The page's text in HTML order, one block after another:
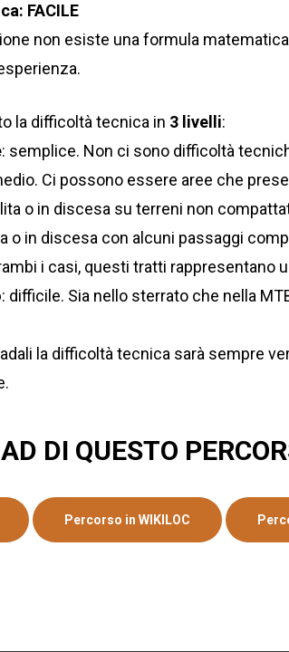
FACILE
non esiste una formula
la difficoltà tecnica in 3 livelli:
: semplice. Non ci sono difficoltà
Ci possono essere aree che
o in discesa su terreni non
o in discesa con alcuni passaggi
i casi, questi tratti rappresentano
: difficile. Sia nello sterrato che nella
la difficoltà tecnica sarà sempre
DI QUESTO
Percorso in WIKILOC